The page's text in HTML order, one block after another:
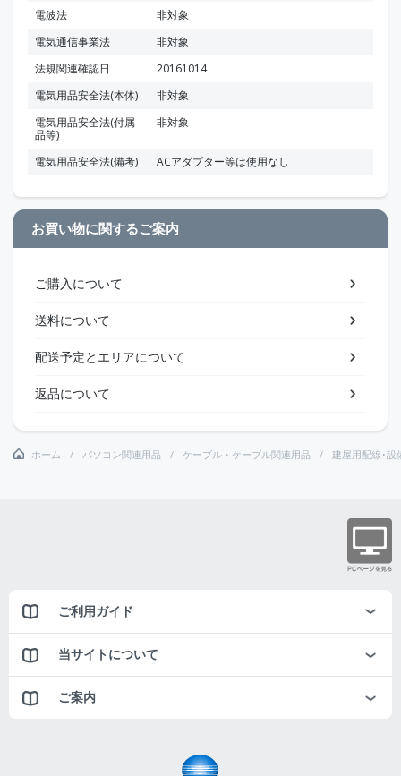
電波法
非対象
電気通信事業法
非対象
法規関連確認日
20161014
電気用品安全法(本体)
非対象
電気用品安全法(付属
品等)
非対象
電気用品安全法(備考) ACアダプター等は使用なし
お買い物に関するご案内
ご購入について
送料について
配送予定とエリアについて
返品について
ホーム パソコン関連用品 ケーブル・ケーブル関連用品 建屋用配線･設
ご利用ガイド
当サイトについて
ご案内